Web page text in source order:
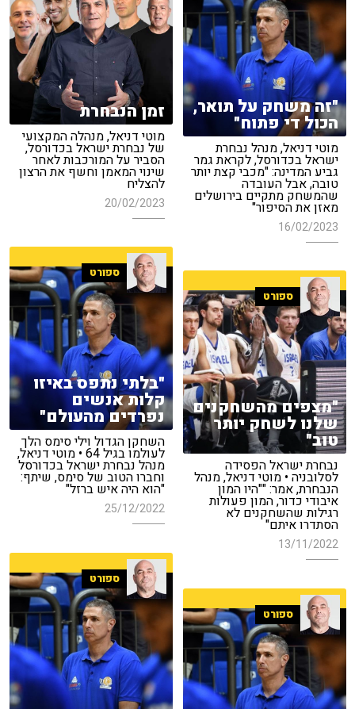
זמן הנבחרת
מוטי דניאל, מנהלה המקצועי
של נבחרת ישראל בכדורסל,
הסביר על המורכבות לאחר
שינוי המאמן וחשף את הרצון
להצליח
20/02/2023
"זה משחק על תואר,
הכול די פתוח"
מוטי דניאל, מנהל נבחרת
ישראל בכדורסל, לקראת גמר
גביע המדינה: "מכבי קצת יותר
טובה, אבל העובדה
שהמשחק מתקיים בירושלים
מאזן את הסיפור"
16/02/2023
ספורט
"בלתי נתפס באיזו
קלות אנשים
נפרדים מהעולם"
השחקן הגדול וילי סימס הלך
לעולמו בגיל 64 • מוטי דניאל,
מנהל נבחרת ישראל בכדורסל
וחברו הטוב של סימס, שיתף:
"הוא היה איש ברזל"
25/12/2022
ספורט
"מצפים מהשחקנים
שלנו לשחק יותר
טוב"
נבחרת ישראל הפסידה
לסלובניה • מוטי דניאל, מנהל
הנבחרת, אמר: ""היו המון
איבודי כדור, המון פעולות
רגילות שהשחקנים לא
הסתדרו איתם"
13/11/2022
ספורט
ספורט